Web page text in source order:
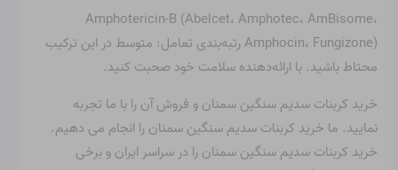
Amphotericin-B (Abelcet، Amphotec، AmBisome،
Amphocin، Fungizone) رتبه‌بندی تعامل: متوسط ​​در این ترکیب
محتاط باشید. با ارائه‌دهنده سلامت خود صحبت کنید.
خرید کربنات سدیم سنگین سمنان و فروش آن را با ما تجربه
نمایید. ما خرید کربنات سدیم سنگین سمنان را انجام می دهیم.
خرید کربنات سدیم سنگین سمنان را در سراسر ایران و برخی